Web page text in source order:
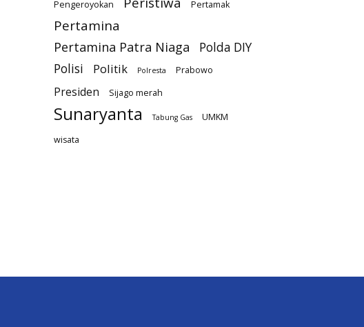
Pengeroyokan Pertamak
Pertamina
Pertamina Patra Niaga
Polda DIY
Polisi
Politik Polresta Prabowo
Presiden Sijago merah
Sunaryanta Tabung Gas
UMKM
wisata